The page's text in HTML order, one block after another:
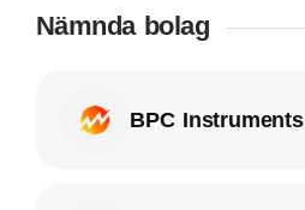
Nämnda bolag
BPC Instruments